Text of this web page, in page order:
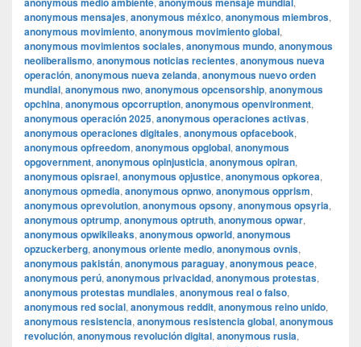
anonymous mensajes, anonymous méxico, anonymous miembros,
anonymous movimiento, anonymous movimiento global,
anonymous movimientos sociales, anonymous mundo, anonymous
neoliberalismo, anonymous noticias recientes, anonymous nueva
operación, anonymous nueva zelanda, anonymous nuevo orden
mundial, anonymous nwo, anonymous opcensorship, anonymous
opchina, anonymous opcorruption, anonymous openvironment,
anonymous operación 2025, anonymous operaciones activas,
anonymous operaciones digitales, anonymous opfacebook,
anonymous opfreedom, anonymous opglobal, anonymous
opgovernment, anonymous opinjusticia, anonymous opiran,
anonymous opisrael, anonymous opjustice, anonymous opkorea,
anonymous opmedia, anonymous opnwo, anonymous opprism,
anonymous oprevolution, anonymous opsony, anonymous opsyria,
anonymous optrump, anonymous optruth, anonymous opwar,
anonymous opwikileaks, anonymous opworld, anonymous
opzuckerberg, anonymous oriente medio, anonymous ovnis,
anonymous pakistán, anonymous paraguay, anonymous peace,
anonymous perú, anonymous privacidad, anonymous protestas,
anonymous protestas mundiales, anonymous real o falso,
anonymous red social, anonymous reddit, anonymous reino unido,
anonymous resistencia, anonymous resistencia global, anonymous
revolución, anonymous revolución digital, anonymous rusia,